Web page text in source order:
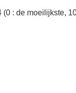
: de moeilijkste,